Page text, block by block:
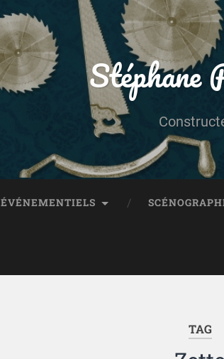
Stéphane
ÉVÉNEMENTIELS
TAG